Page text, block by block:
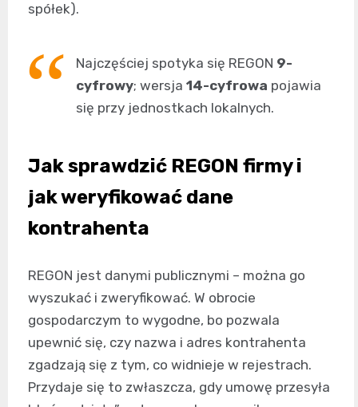
spółek).
Najczęściej spotyka się REGON 9-
cyfrowy; wersja 14-cyfrowa pojawia
się przy jednostkach lokalnych.
Jak sprawdzić REGON firmy i
jak weryfikować dane
kontrahenta
REGON jest danymi publicznymi – można go
wyszukać i zweryfikować. W obrocie
gospodarczym to wygodne, bo pozwala
upewnić się, czy nazwa i adres kontrahenta
zgadzają się z tym, co widnieje w rejestrach.
Przydaje się to zwłaszcza, gdy umowę przesyła